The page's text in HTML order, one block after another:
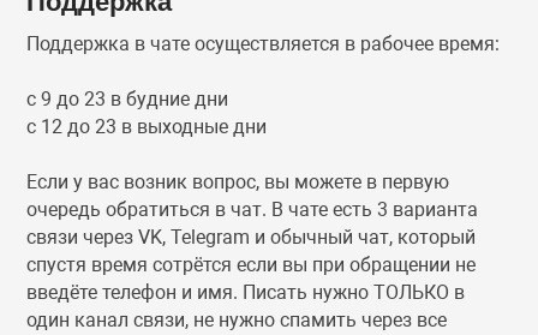
Платформеры
Ролевые игры
Спорт
Новинки
Предзаказы
Ролевые игры
миром в аренду
в аренду на PS4 и
PS4
Поддержка в чате осуществляется в рабочее время:
с 9 до 23 в будние дни
с 12 до 23 в выходные дни
Если у вас возник вопрос, вы можете в первую
очередь обратиться в чат. В чате есть 3 варианта
связи через VK, Telegram и обычный чат, который
спустя время сотрётся если вы при обращении не
введёте телефон и имя. Писать нужно ТОЛЬКО в
один канал связи, не нужно спамить через все